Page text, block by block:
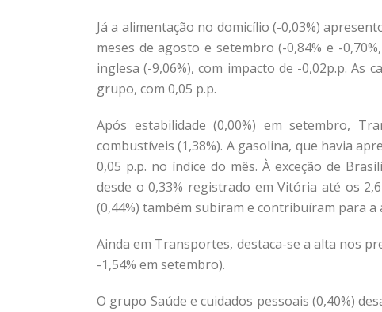
Já a alimentação no domicílio (-0,03%)
meses de agosto e setembro (-0,84% e -
inglesa (-9,06%), com impacto de -0,02p.p.
grupo, com 0,05 p.p.
Após estabilidade (0,00%) em setembro,
combustíveis (1,38%). A gasolina, que havia
0,05 p.p. no índice do mês. À exceção de
desde o 0,33% registrado em Vitória até os
(0,44%) também subiram e contribuíram para
Ainda em Transportes, destaca-se a alta nos
-1,54% em setembro).
O grupo Saúde e cuidados pessoais (0,40%)